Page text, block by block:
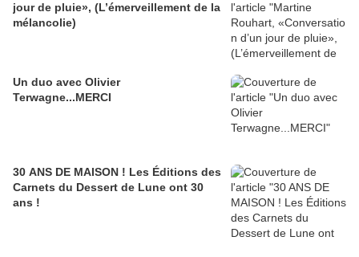
jour de pluie», (L’émerveillement de la
mélancolie)
Un duo avec Olivier
Terwagne...MERCI
30 ANS DE MAISON ! Les Éditions des
Carnets du Dessert de Lune ont 30
ans !